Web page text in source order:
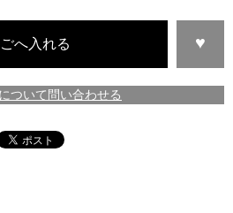
ついて問い合わせる